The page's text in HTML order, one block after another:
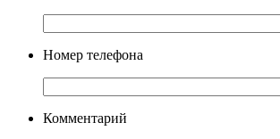
Номер телефона
Комментарий